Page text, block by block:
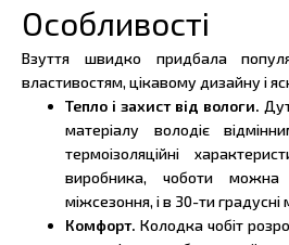
Особливості
Взуття швидко придбала
властивостям, цікавому дизайну і
Тепло і захист від вологи.
матеріалу володіє
термоізоляційні
виробника, чоботи
міжсезоння, і в 30-ти градусні
Комфорт. Колодка чобіт